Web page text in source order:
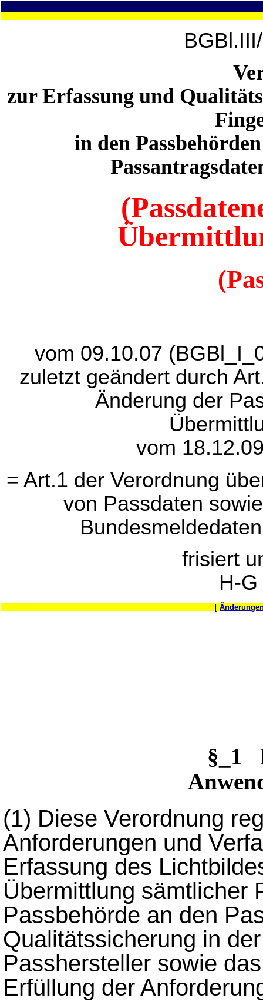
zur Erfassung und
in den
vom 09.10.07
zuletzt geändert durch
Änderung der
vom
= Art.1 der Verordnung
von Passdaten
frisiert
H-
[
§_1
(1) Diese Verordnung
Anforderungen und
Erfassung des
Übermittlung sämtlicher
Passbehörde an den
Qualitätssicherung in
Passhersteller sowie
Erfüllung der